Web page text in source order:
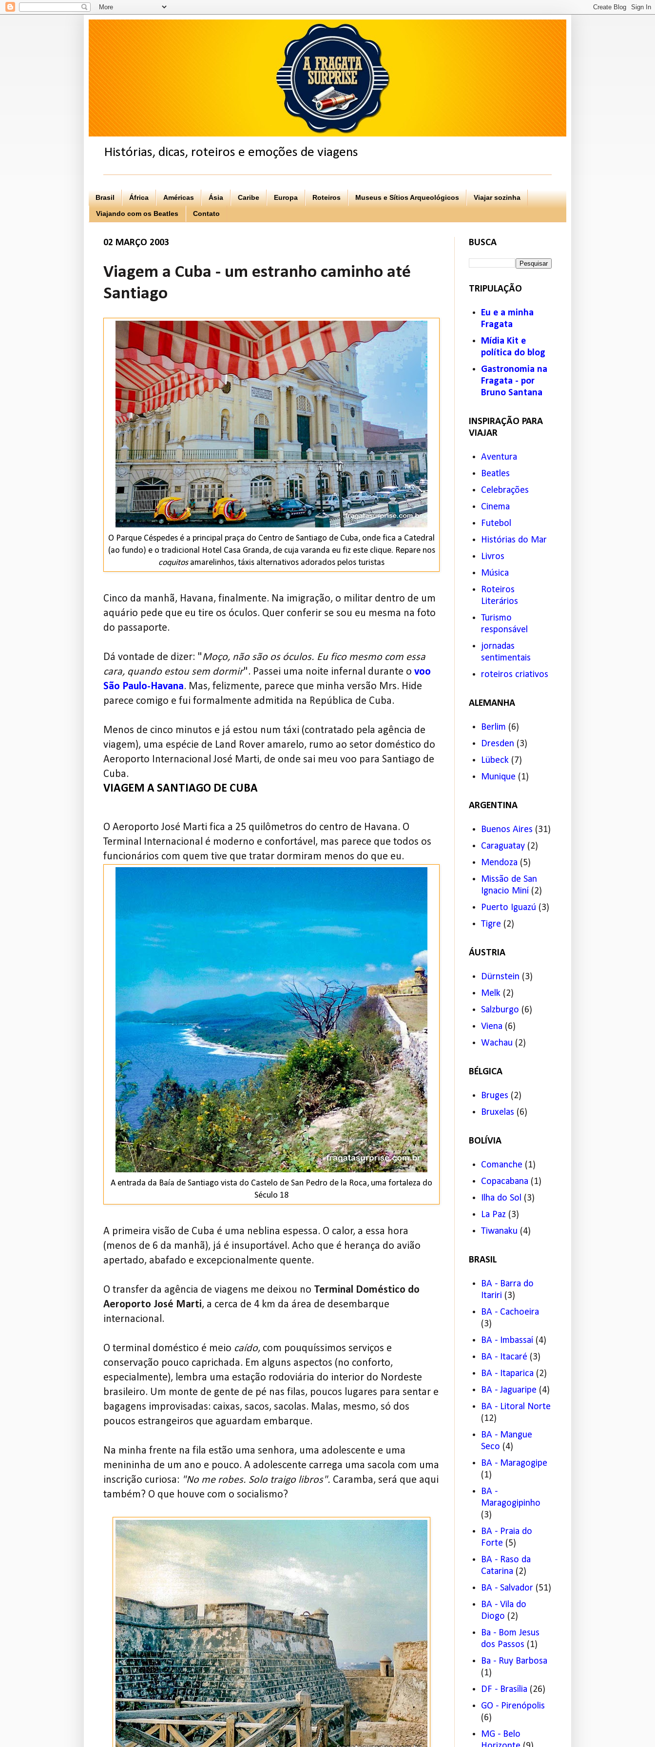
Histórias, dicas, roteiros e emoções de viagens
Brasil África Américas Ásia Caribe Europa Roteiros Museus e Sítios Arqueológicos Viajar sozinha
Viajando com os Beatles Contato
02 MARÇO 2003
Viagem a Cuba - um estranho caminho até
Santiago
O Parque Céspedes é a principal praça do Centro de Santiago de Cuba, onde fica a Catedral
(ao fundo) e o tradicional Hotel Casa Granda, de cuja varanda eu fiz este clique. Repare nos
coquitosamarelinhos, táxis alternativos adorados pelos turistas
Cinco da manhã, Havana, finalmente. Na imigração, o militar dentro de um
aquário pede que eu tire os óculos. Quer conferir se sou eu mesma na foto
do passaporte.
Dá vontade de dizer: "Moço, não são os óculos. Eu fico mesmo com essa
cara, quando estou sem dormir". Passei uma noite infernal durante o voo
São Paulo-Havana. Mas, felizmente, parece que minha versão Mrs. Hide
parece comigo e fui formalmente admitida na República de Cuba.
Menos de cinco minutos e já estou num táxi (contratado pela agência de
viagem), uma espécie de Land Rover amarelo, rumo ao setor doméstico do
Aeroporto Internacional José Marti, de onde sai meu voo para Santiago de
Cuba.
VIAGEM A SANTIAGO DE CUBA
O Aeroporto José Marti fica a 25 quilômetros do centro de Havana. O
Terminal Internacional é moderno e confortável, mas parece que todos os
funcionários com quem tive que tratar dormiram menos do que eu.
A entrada da Baía de Santiago vista do Castelo de San Pedro de la Roca, uma fortaleza do
Século 18
A primeira visão de Cuba é uma neblina espessa. O calor, a essa hora
(menos de 6 da manhã), já é insuportável. Acho que é herança do avião
apertado, abafado e excepcionalmente quente.
O transfer da agência de viagens me deixou no Terminal Doméstico do
Aeroporto José Marti, a cerca de 4 km da área de desembarque
internacional.
O terminal doméstico é meio caído, com pouquíssimos serviços e
conservação pouco caprichada. Em alguns aspectos (no conforto,
especialmente), lembra uma estação rodoviária do interior do Nordeste
brasileiro. Um monte de gente de pé nas filas, poucos lugares para sentar e
bagagens improvisadas: caixas, sacos, sacolas. Malas, mesmo, só dos
poucos estrangeiros que aguardam embarque.
Na minha frente na fila estão uma senhora, uma adolescente e uma
menininha de um ano e pouco. A adolescente carrega uma sacola com uma
inscrição curiosa: "No me robes. Solo traigo libros". Caramba, será que aqui
também? O que houve com o socialismo?
BUSCA
TRIPULAÇÃO
Eu e a minha
Fragata
Mídia Kit e
política do blog
Gastronomia na
Fragata - por
Bruno Santana
INSPIRAÇÃO PARA
VIAJAR
Aventura
Beatles
Celebrações
Cinema
Futebol
Histórias do Mar
Livros
Música
Roteiros
Literários
Turismo
responsável
jornadas
sentimentais
roteiros criativos
ALEMANHA
Berlim (6)
Dresden (3)
Lübeck (7)
Munique (1)
ARGENTINA
Buenos Aires (31)
Caraguatay (2)
Mendoza (5)
Missão de San
Ignacio Miní (2)
Puerto Iguazú (3)
Tigre (2)
ÁUSTRIA
Dürnstein (3)
Melk (2)
Salzburgo (6)
Viena (6)
Wachau (2)
BÉLGICA
Bruges (2)
Bruxelas (6)
BOLÍVIA
Comanche (1)
Copacabana (1)
Ilha do Sol (3)
La Paz (3)
Tiwanaku (4)
BRASIL
BA - Barra do
Itariri (3)
BA - Cachoeira
(3)
BA - Imbassaí (4)
BA - Itacaré (3)
BA - Itaparica (2)
BA - Jaguaripe (4)
BA - Litoral Norte
(12)
BA - Mangue
Seco (4)
BA - Maragogipe
(1)
BA -
Maragogipinho
(3)
BA - Praia do
Forte (5)
BA - Raso da
Catarina (2)
BA - Salvador (51)
BA - Vila do
Diogo (2)
Ba - Bom Jesus
dos Passos (1)
Ba - Ruy Barbosa
(1)
DF - Brasília (26)
GO - Pirenópolis
(6)
MG - Belo